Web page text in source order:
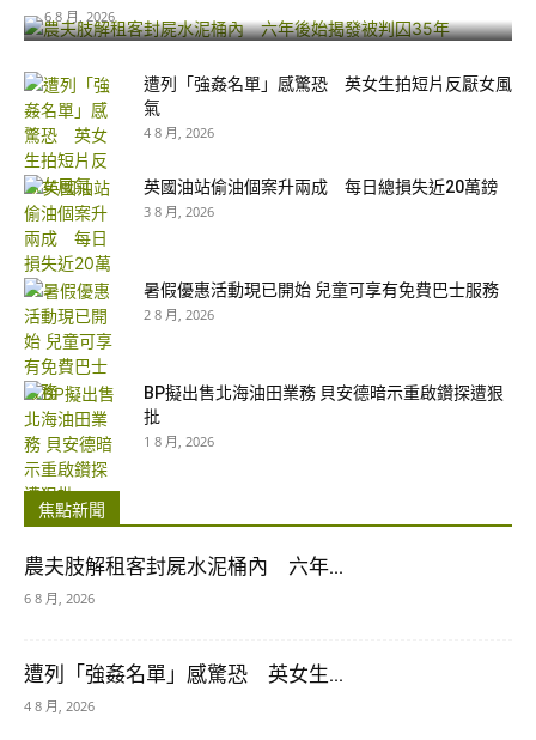
6 8 月, 2026
遭列「強姦名單」感驚恐 英女生拍短片反厭女風
氣
4 8 月, 2026
英國油站偷油個案升兩成 每日總損失近20萬鎊
3 8 月, 2026
暑假優惠活動現已開始 兒童可享有免費巴士服務
2 8 月, 2026
BP擬出售北海油田業務 貝安德暗示重啟鑽探遭狠
批
1 8 月, 2026
焦點新聞
農夫肢解租客封屍水泥桶內 六年...
6 8 月, 2026
遭列「強姦名單」感驚恐 英女生...
4 8 月, 2026